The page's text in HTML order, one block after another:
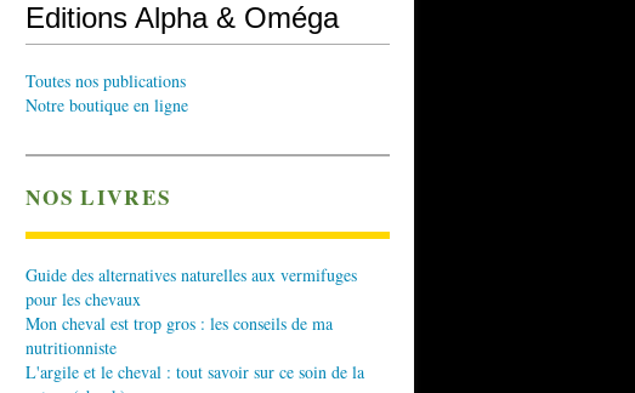
Editions Alpha & Oméga
Toutes nos publications
Notre boutique en ligne
NOS LIVRES
Guide des alternatives naturelles aux vermifuges
pour les chevaux
Mon cheval est trop gros : les conseils de ma
nutritionniste
L'argile et le cheval : tout savoir sur ce soin de la